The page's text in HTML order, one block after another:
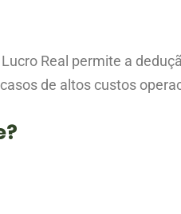
Real permite a
de altos custos